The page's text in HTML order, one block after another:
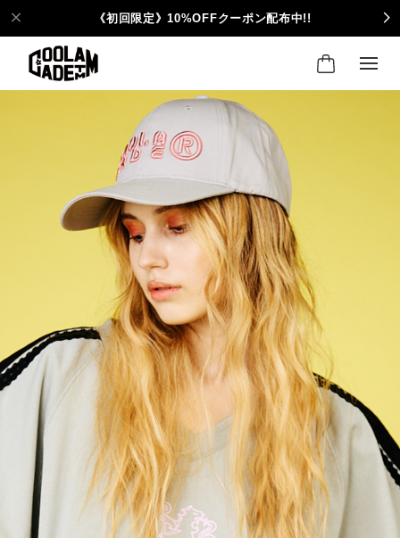
《初回限定》10%OFFクーポン配布中!!